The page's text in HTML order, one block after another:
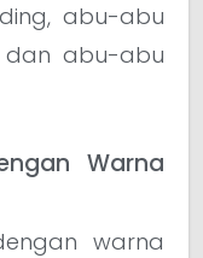
abu-abu
dan abu-abu
Warna
warna